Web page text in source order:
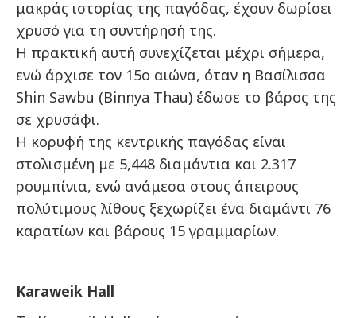
μακράς ιστορίας της παγόδας, έχουν δωρίσει
χρυσό για τη συντήρησή της.
Η πρακτική αυτή συνεχίζεται μέχρι σήμερα,
ενώ άρχισε τον 15ο αιώνα, όταν η Βασίλισσα
Shin Sawbu (Binnya Thau) έδωσε το βάρος της
σε χρυσάφι.
Η κορυφή της κεντρικής παγόδας είναι
στολισμένη με 5,448 διαμάντια και 2.317
ρουμπίνια, ενώ ανάμεσα στους άπειρους
πολύτιμους λίθους ξεχωρίζει ένα διαμάντι 76
καρατίων και βάρους 15 γραμμαρίων.
Karaweik Hall